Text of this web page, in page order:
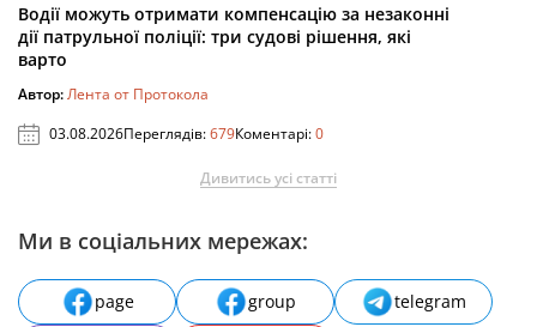
Водії можуть отримати компенсацію за незаконні
дії патрульної поліції: три судові рішення, які
варто
Автор:Лента от Протокола
03.08.2026Переглядів:679Коментарі:0
Дивитись усі статті
Ми в соціальних мережах:
page group
telegram